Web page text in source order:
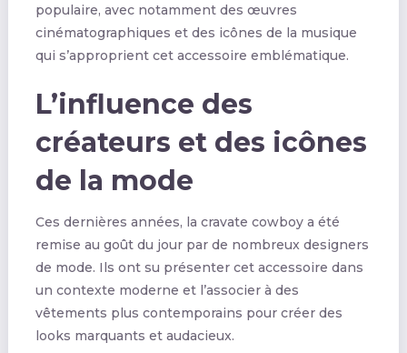
populaire, avec notamment des œuvres
cinématographiques et des icônes de la musique
qui s’approprient cet accessoire emblématique.
L’influence des
créateurs et des icônes
de la mode
Ces dernières années, la cravate cowboy a été
remise au goût du jour par de nombreux designers
de mode. Ils ont su présenter cet accessoire dans
un contexte moderne et l’associer à des
vêtements plus contemporains pour créer des
looks marquants et audacieux.